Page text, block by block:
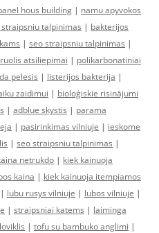
hous building | namu apyvokos
talpinimas | bakterijos
| seo straipsniu talpinimas |
atsiliepimai | polikarbonatiniai
pelesis | listerijos bakterija |
zaidimui | bioloģiskie risinājumi
| adblue skystis | parama
| pasirinkimas vilniuje | ieskome
| seo straipsniu talpinimas |
netrukdo | kiek kainuoja
kaina | kiek kainuoja itempiamos
| lubu rusys vilniuje | lubos vilniuje |
| straipsniai katems | laiminga
| tofu su bambuko anglimi |